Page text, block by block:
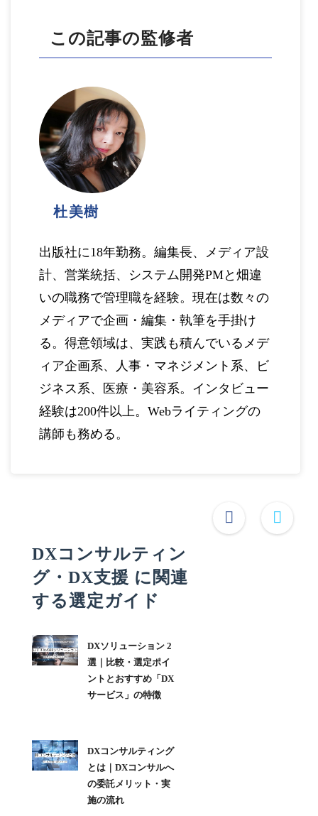
この記事の監修者
杜美樹
出版社に18年勤務。編集長、メディア設
計、営業統括、システム開発PMと畑違
いの職務で管理職を経験。現在は数々の
メディアで企画・編集・執筆を手掛け
る。得意領域は、実践も積んでいるメデ
ィア企画系、人事・マネジメント系、ビ
ジネス系、医療・美容系。インタビュー
経験は200件以上。Webライティングの
講師も務める。
DXコンサルティン
グ・DX支援 に関連
する選定ガイド
DXソリューション 2
選｜比較・選定ポイ
ントとおすすめ「DX
サービス」の特徴
DXコンサルティング
とは｜DXコンサルへ
の委託メリット・実
施の流れ